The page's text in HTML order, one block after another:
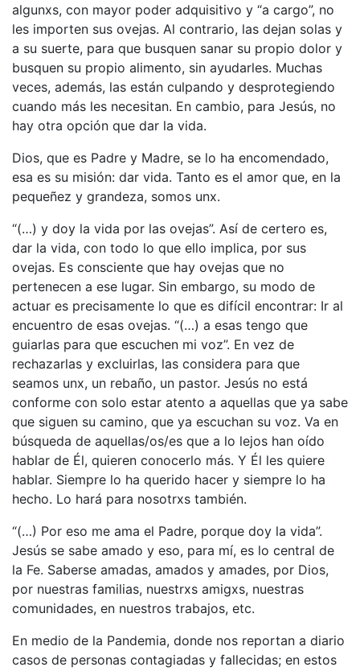
algunxs, con mayor poder adquisitivo y “a cargo”, no
les importen sus ovejas. Al contrario, las dejan solas y
a su suerte, para que busquen sanar su propio dolor y
busquen su propio alimento, sin ayudarles. Muchas
veces, además, las están culpando y desprotegiendo
cuando más les necesitan. En cambio, para Jesús, no
hay otra opción que dar la vida.
Dios, que es Padre y Madre, se lo ha encomendado,
esa es su misión: dar vida. Tanto es el amor que, en la
pequeñez y grandeza, somos unx.
“(…) y doy la vida por las ovejas”. Así de certero es,
dar la vida, con todo lo que ello implica, por sus
ovejas. Es consciente que hay ovejas que no
pertenecen a ese lugar. Sin embargo, su modo de
actuar es precisamente lo que es difícil encontrar: Ir al
encuentro de esas ovejas. “(…) a esas tengo que
guiarlas para que escuchen mi voz”. En vez de
rechazarlas y excluirlas, las considera para que
seamos unx, un rebaño, un pastor. Jesús no está
conforme con solo estar atento a aquellas que ya sabe
que siguen su camino, que ya escuchan su voz. Va en
búsqueda de aquellas/os/es que a lo lejos han oído
hablar de Él, quieren conocerlo más. Y Él les quiere
hablar. Siempre lo ha querido hacer y siempre lo ha
hecho. Lo hará para nosotrxs también.
“(…) Por eso me ama el Padre, porque doy la vida”.
Jesús se sabe amado y eso, para mí, es lo central de
la Fe. Saberse amadas, amados y amades, por Dios,
por nuestras familias, nuestrxs amigxs, nuestras
comunidades, en nuestros trabajos, etc.
En medio de la Pandemia, donde nos reportan a diario
casos de personas contagiadas y fallecidas; en estos